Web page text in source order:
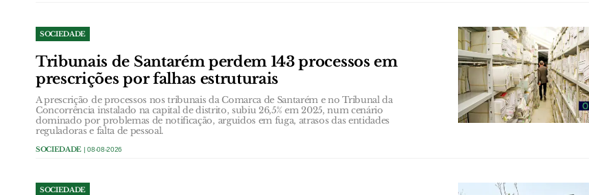
SOCIEDADE
Tribunais de Santarém perdem 143 processos em
prescrições por falhas estruturais
A prescrição de processos nos tribunais da Comarca de Santarém e no Tribunal da
Concorrência instalado na capital de distrito, subiu 26,5% em 2025, num cenário
dominado por problemas de notificação, arguidos em fuga, atrasos das entidades
reguladoras e falta de pessoal.
SOCIEDADE | 08-08-2026
SOCIEDADE